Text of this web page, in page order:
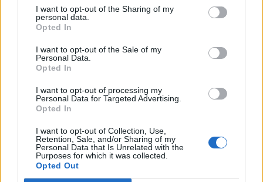
I want to opt-out of the Sharing of my
personal data.
Opted In
I want to opt-out of the Sale of my
Personal Data.
Opted In
I want to opt-out of processing my
Personal Data for Targeted Advertising.
Opted In
I want to opt-out of Collection, Use,
Retention, Sale, and/or Sharing of my
Personal Data that Is Unrelated with the
Purposes for which it was collected.
Opted Out
Udostępnij ten test, jeśli
potrafisz go rozwiązać!
zagadek!